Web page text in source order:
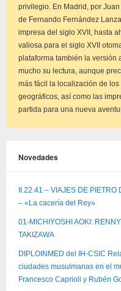
privilegio. En Madrid, por
de Fernando Fernández
impresa del siglo XVII, hasta
valiosa para el siglo XVII
plataforma también la versión
mucho su lectura, aunque
más fácil la localización de
geográficos, así como las
partida para una nueva
Novedades
II.22.41 – VIAJES DE PIETRO
– «La cacería del Rey»
01-MICHIYOSHI AOKI:
TAKIZAWA
DIPLOINMED del IH-CSIC
ciudades musulmanas en el
Francesco Caprioli y Rubén